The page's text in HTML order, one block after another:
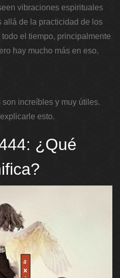
vibraciones espirituales
allá de la practicidad de los
el tiempo, principalmente
hay mucho más en eso.
son increíbles y muy útiles.
esto.
¿Qué